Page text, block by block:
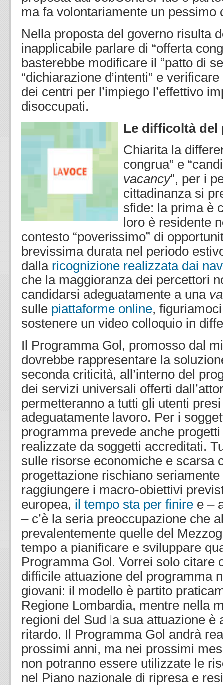
ma fa volontariamente un pessimo
Nella proposta del governo risulta
inapplicabile parlare di “offerta
basterebbe modificare il “patto di
“dichiarazione d’intenti” e
dei centri per l’impiego l’effettivo
disoccupati.
Le difficoltà del
Chiarita la
congrua” e
vacancy”, per i
cittadinanza si
sfide: la prima è
loro è residente
contesto “poverissimo” di
brevissima durata nel periodo
dalla ricognizione realizzata dai
che la maggioranza dei percettori
candidarsi adeguatamente a una
sulle piattaforme online,
sostenere un video colloquio in
Il Programma Gol, promosso dal
dovrebbe rappresentare la
seconda criticità, all’interno del
dei servizi universali offerti
permetteranno a tutti gli utenti
adeguatamente lavoro. Per i
programma prevede anche
realizzate da soggetti accreditati.
sulle risorse economiche e scarsa
progettazione rischiano
raggiungere i macro-obiettivi
europea, il tempo sta per finire e –
– c’è la seria preoccupazione che
prevalentemente quelle del
tempo a pianificare e sviluppare
Programma Gol. Vorrei solo citare
difficile attuazione del programma
giovani: il modello è partito
Regione Lombardia, mentre nella
regioni del Sud la sua attuazione è
ritardo. Il Programma Gol andrà
prossimi anni, ma nei prossimi
non potranno essere utilizzate le
nel Piano nazionale di ripresa e